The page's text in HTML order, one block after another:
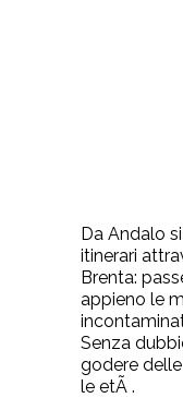
Da Andalo
itinerari
Brenta:
appieno le
Senza
godere
le etÃ .